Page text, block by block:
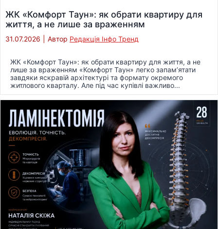
ЖК «Комфорт Таун»: як обрати квартиру для
життя, а не лише за враженням
31.07.2026 Автор Редакція Інфо Тренд
ЖК «Комфорт Таун»: як обрати квартиру для життя, а не
лише за враженням «Комфорт Таун» легко запам’ятати
завдяки яскравій архітектурі та формату окремого
житлового кварталу. Але під час купівлі важливо...